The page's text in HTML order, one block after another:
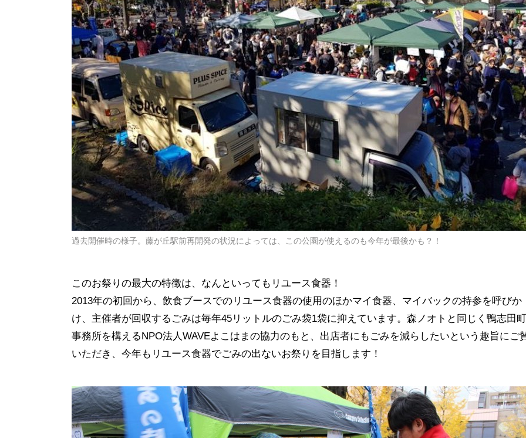
過去開催時の様子。藤が丘駅前再開発の状況によっては、この公園が使えるのも今年が最後かも？！
このお祭りの最大の特徴は、なんといってもリユース食器！
2013年の初回から、飲食ブースでのリユース食器の使用のほかマイ食器、マイバックの持参を呼びか
け、主催者が回収するごみは毎年45リットルのごみ袋1袋に抑えています。森ノオトと同じく鴨志田
事務所を構えるNPO法人WAVEよこはまの協力のもと、出店者にもごみを減らしたいという趣旨にご
いただき、今年もリユース食器でごみの出ないお祭りを目指します！